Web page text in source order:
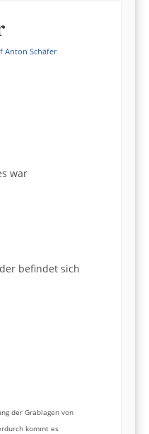
Anton Schäfer
am
war
am
befindet sich
der Grablagen von
kommt es